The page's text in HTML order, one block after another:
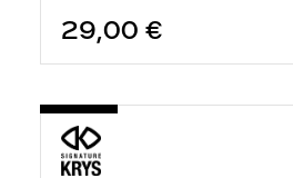
29,00 €